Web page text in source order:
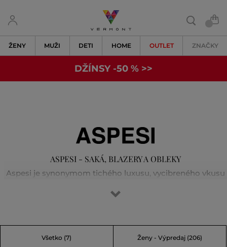
ŽENY MUŽI DETI HOME OUTLET ZNAČKY
DŽÍNSY -50 % >>
ASPESI - SAKÁ, BLAZERY A OBLEKY
Aspesi je synonymom tichého luxusu, vycibreného vkusu
Taliansku a preslávila sa precíznymi strihmi, prémiovými
Aspesi nie je výstredné a práve preto je výnimočné.
Ideálne pre tých, ktorí módu vnímajú ako osobný prejav,
Všetko (7) Ženy - Výpredaj(206)